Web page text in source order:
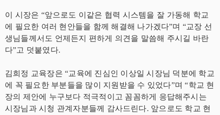
이 시장은 “앞으로도 이같은 협력 시스템을 잘 가동해 학교
에 필요한 여러 현안들을 함께 해결해 나가겠다”며 “교장 선
생님들께서도 언제든지 편하게 의견을 말씀해 주시길 바란
다”고 덧붙였다.
김희정 교육장은 “교육에 진심인 이상일 시장님 덕분에 학교
에 꼭 필요한 부분들을 많이 지원받을 수 있었다”며 “학교 현
장의 제안에 누구보다 적극적이고 꼼꼼하게 응답해주시는
시장님과 시청 관계자분들께 감사드린다. 앞으로도 학교 현